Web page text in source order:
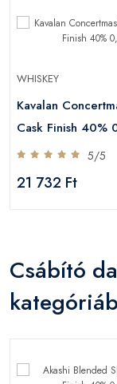
WHISKEY
Kavalan
Cask Finish 40%
5/5
21 732 Ft
Csábító